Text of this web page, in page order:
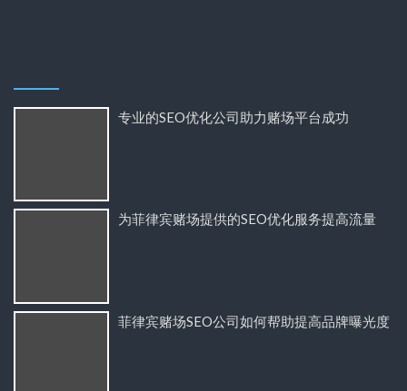
专业的SEO优化公司助力赌场平台成功
为菲律宾赌场提供的SEO优化服务提高流量
菲律宾赌场SEO公司如何帮助提高品牌曝光度